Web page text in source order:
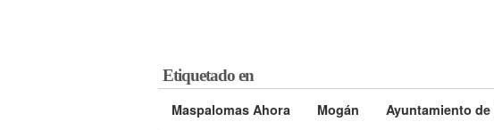
Etiquetado en
Maspalomas Ahora Mogán Ayuntamiento de